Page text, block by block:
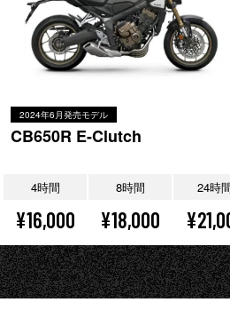
2024年6月発売モデル
CB650R E-Clutch
4時間
¥16,000
8時間
¥18,000
24時